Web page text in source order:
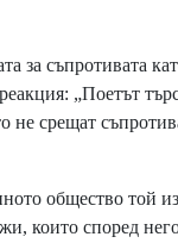
за съпротивата
„Поетът
не срещат
общество той
които според